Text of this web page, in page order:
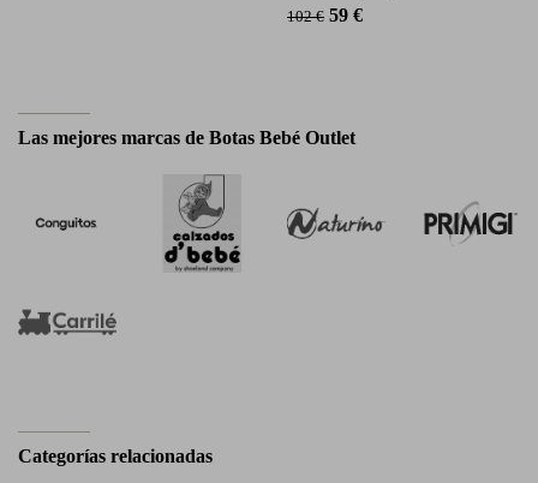
102 € 59 €
Las mejores marcas de Botas Bebé Outlet
Categorías relacionadas